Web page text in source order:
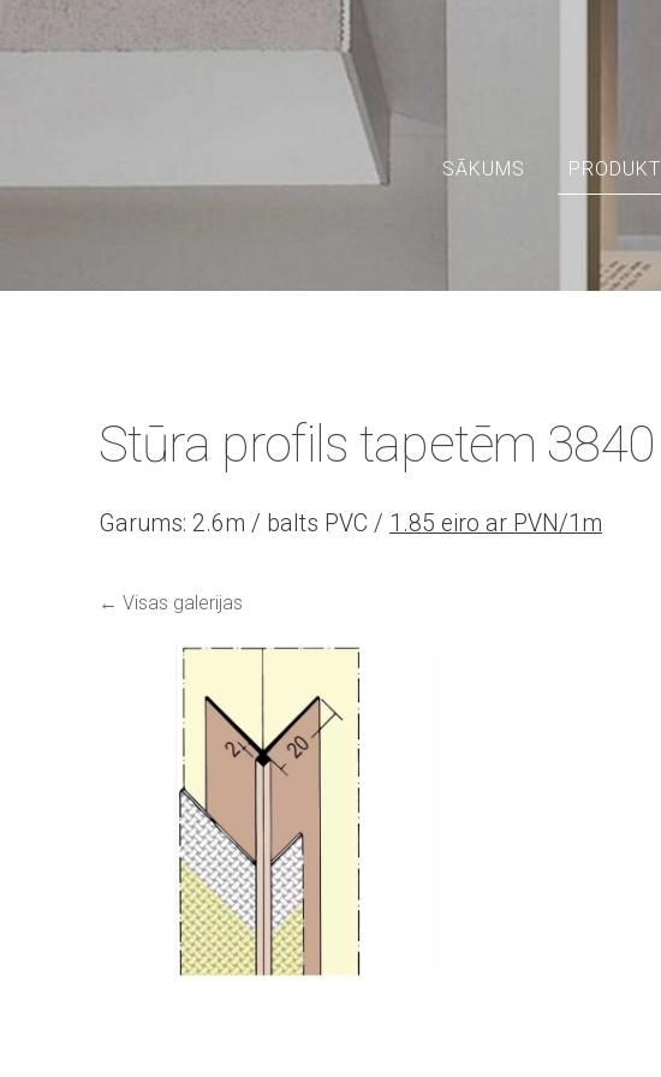
SĀKUMS PRODUKTI
Stūra profils tapetēm 3840
Garums: 2.6m / balts PVC / 1.85 eiro ar PVN/1m
Visas galerijas